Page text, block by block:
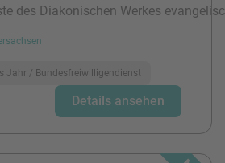
des Diakonischen Werkes
Jahr / Bundesfreiwilligendienst
Details ansehen